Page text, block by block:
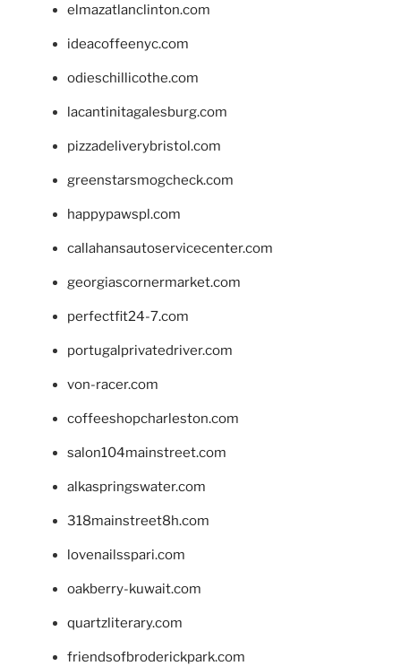
elmazatlanclinton.com
ideacoffeenyc.com
odieschillicothe.com
lacantinitagalesburg.com
pizzadeliverybristol.com
greenstarsmogcheck.com
happypawspl.com
callahansautoservicecenter.com
georgiascornermarket.com
perfectfit24-7.com
portugalprivatedriver.com
von-racer.com
coffeeshopcharleston.com
salon104mainstreet.com
alkaspringswater.com
318mainstreet8h.com
lovenailsspari.com
oakberry-kuwait.com
quartzliterary.com
friendsofbroderickpark.com